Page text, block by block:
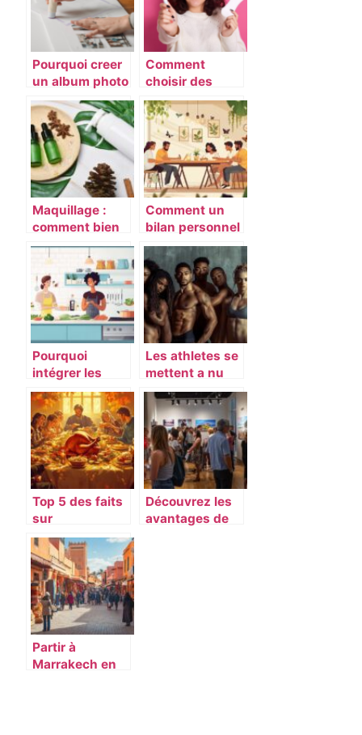
Pourquoi creer
un album photo
de mariage ?
Comment
choisir des
protections
menstruelles
pour jeunes
femmes : guide
et conseils
pratiques
Maquillage :
comment bien
choisir vos
produits
cosmétiques ?
Comment un
bilan personnel
peut
transformer
votre vie
quotidienne
Pourquoi
intégrer les
légumes
surgelés pour
un apport en
fibre dans votre
alimentation
quotidienne ?
Les athletes se
mettent a nu
pour le
magazine ESPN
: une
celebration
revolutionnaire
de la diversite
corporelle
Top 5 des faits
sur
Thanksgiving :
activites
educatives
autour de la
tradition
Découvrez les
avantages de
Partir à
Marrakech en